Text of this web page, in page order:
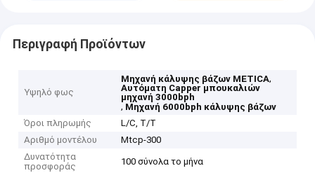
Περιγραφή Προϊόντων
Υψηλό φως
Μηχανή κάλυψης βάζων METICA,
Αυτόματη Capper μπουκαλιών
μηχανή 3000bph
, Μηχανή 6000bph κάλυψης βάζων
Όροι πληρωμής
L/C, T/T
Αριθμό μοντέλου
Mtcp-300
Δυνατότητα
προσφοράς
100 σύνολα το μήνα